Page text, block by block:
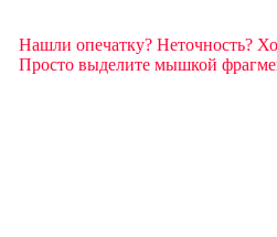
Нашли опечатку? Неточность?
Просто выделите мышкой